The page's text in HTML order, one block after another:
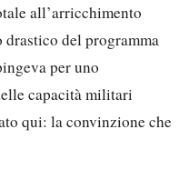
all’arricchimento
del programma
per uno
capacità militari
qui: la convinzione che